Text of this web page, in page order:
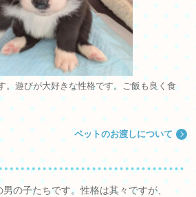
。遊びが大好きな性格です。ご飯も良く食
ペットのお渡しについて
の子たちです。性格は其々ですが、